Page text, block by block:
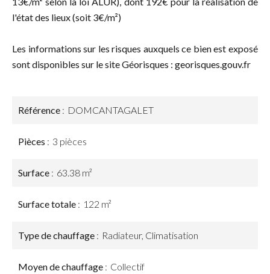
l'état des lieux (soit 3€/m²)
Les informations sur les risques auxquels ce bien est exposé
sont disponibles sur le site Géorisques : georisques.gouv.fr
Référence DOMCANTAGALET
Pièces 3 pièces
Surface 63.38 m²
Surface totale 122 m²
Type de chauffage Radiateur, Climatisation
Moyen de chauffage Collectif